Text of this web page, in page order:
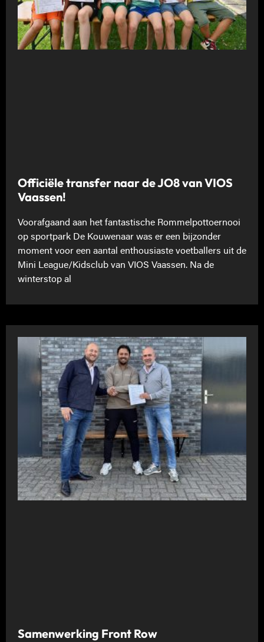
Officiële transfer naar de JO8 van VIOS
Vaassen!
Voorafgaand aan het fantastische Rommelpottoernooi
op sportpark De Kouwenaar was er een bijzonder
moment voor een aantal enthousiaste voetballers uit de
Mini League/Kidsclub van VIOS Vaassen. Na de
winterstop al
Samenwerking Front Row